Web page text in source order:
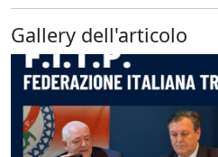
Gallery dell'articolo